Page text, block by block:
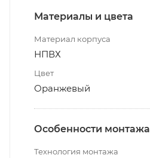
Материалы и цвета
Материал корпуса
НПВХ
Цвет
Оранжевый
Особенности монтажа
Технология монтажа